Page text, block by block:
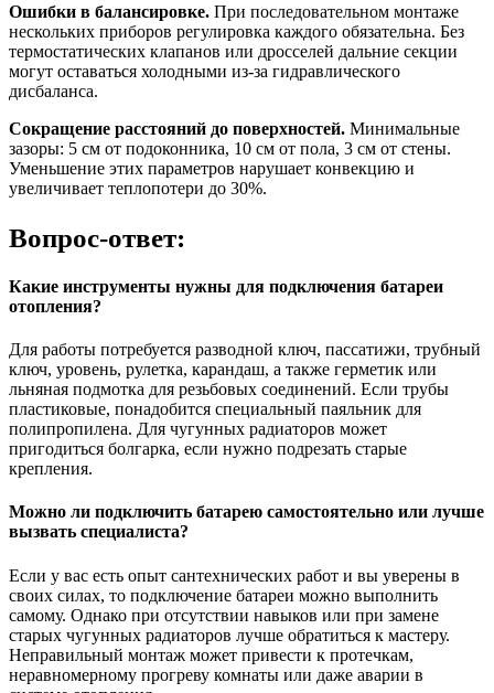
Ошибки в балансировке. При последовательном монтаже
нескольких приборов регулировка каждого обязательна. Без
термостатических клапанов или дросселей дальние секции
могут оставаться холодными из-за гидравлического
дисбаланса.
Сокращение расстояний до поверхностей. Минимальные
зазоры: 5 см от подоконника, 10 см от пола, 3 см от стены.
Уменьшение этих параметров нарушает конвекцию и
увеличивает теплопотери до 30%.
Вопрос-ответ:
Какие инструменты нужны для подключения батареи
отопления?
Для работы потребуется разводной ключ, пассатижи, трубный
ключ, уровень, рулетка, карандаш, а также герметик или
льняная подмотка для резьбовых соединений. Если трубы
пластиковые, понадобится специальный паяльник для
полипропилена. Для чугунных радиаторов может
пригодиться болгарка, если нужно подрезать старые
крепления.
Можно ли подключить батарею самостоятельно или лучше
вызвать специалиста?
Если у вас есть опыт сантехнических работ и вы уверены в
своих силах, то подключение батареи можно выполнить
самому. Однако при отсутствии навыков или при замене
старых чугунных радиаторов лучше обратиться к мастеру.
Неправильный монтаж может привести к протечкам,
неравномерному прогреву комнаты или даже аварии в